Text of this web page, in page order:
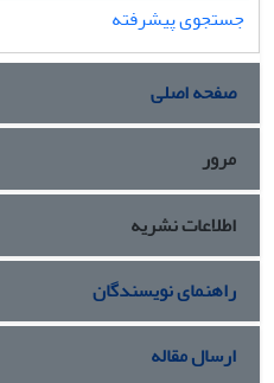
جستجوی پیشرفته
صفحه اصلی
مرور
اطلاعات نشریه
راهنمای نویسندگان
ارسال مقاله